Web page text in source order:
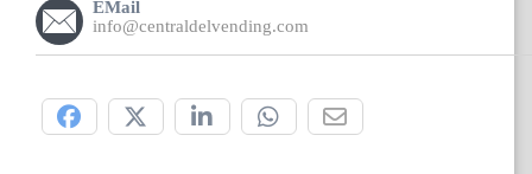
EMail
info@centraldelvending.com